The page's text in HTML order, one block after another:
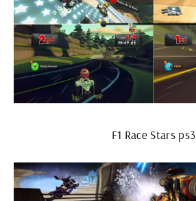
F1 Race Stars ps3